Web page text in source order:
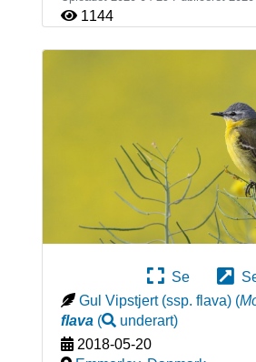
1144
Se
Gul Vipstjert (ssp. flava) (
flava( underart)
2018-05-20